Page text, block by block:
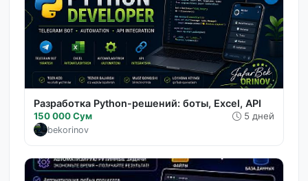
Разработка Python-решений: боты, Excel, API
150 000 Сум 5 дней
bekorinov